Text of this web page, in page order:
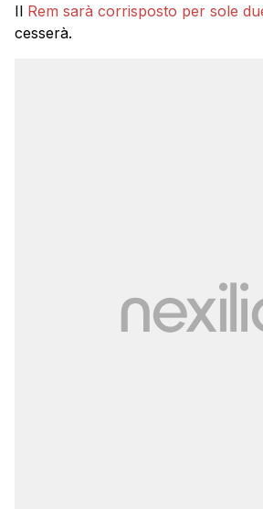
Il Rem sarà corrisposto per sole
cesserà.